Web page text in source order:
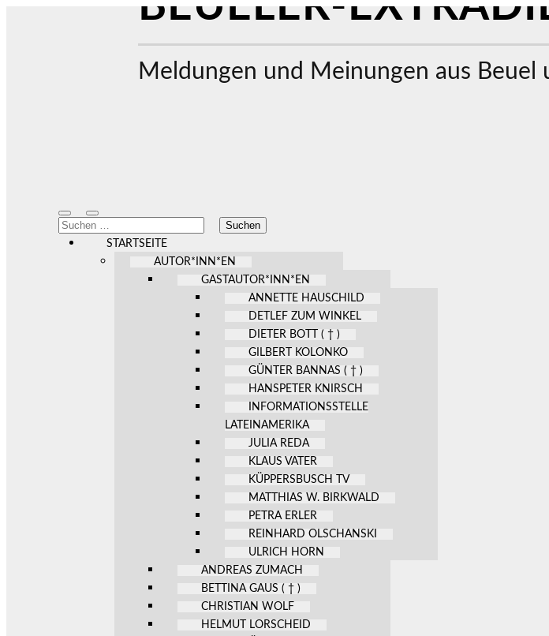
Meldungen und Meinungen aus Beuel
Mobile-
Menü
ein-/ausblenden
Suchfeld
ein-/ausblenden
Suchen
nach:
STARTSEITE
AUTOR*INN*EN
GASTAUTOR*INN*EN
ANNETTE HAUSCHILD
DETLEF ZUM WINKEL
DIETER BOTT ( † )
GILBERT KOLONKO
GÜNTER BANNAS ( † )
HANSPETER KNIRSCH
INFORMATIONSSTELLE
LATEINAMERIKA
JULIA REDA
KLAUS VATER
KÜPPERSBUSCH TV
MATTHIAS W. BIRKWALD
PETRA ERLER
REINHARD OLSCHANSKI
ULRICH HORN
ANDREAS ZUMACH
BETTINA GAUS ( † )
CHRISTIAN WOLF
HELMUT LORSCHEID